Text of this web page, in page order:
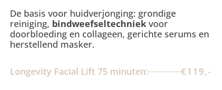
De basis voor huidverjonging: grondige
reiniging, bindweefseltechniek voor
doorbloeding en collageen, gerichte serums en
herstellend masker.
Longevity Facial Lift 75 minuten: €119,-